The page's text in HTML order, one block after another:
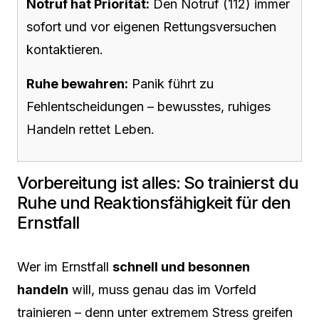
Notruf hat Priorität: Den Notruf (112) immer
sofort und vor eigenen Rettungsversuchen
kontaktieren.
Ruhe bewahren: Panik führt zu
Fehlentscheidungen – bewusstes, ruhiges
Handeln rettet Leben.
Vorbereitung ist alles: So trainierst du
Ruhe und Reaktionsfähigkeit für den
Ernstfall
Wer im Ernstfall schnell und besonnen
handeln will, muss genau das im Vorfeld
trainieren – denn unter extremem Stress greifen